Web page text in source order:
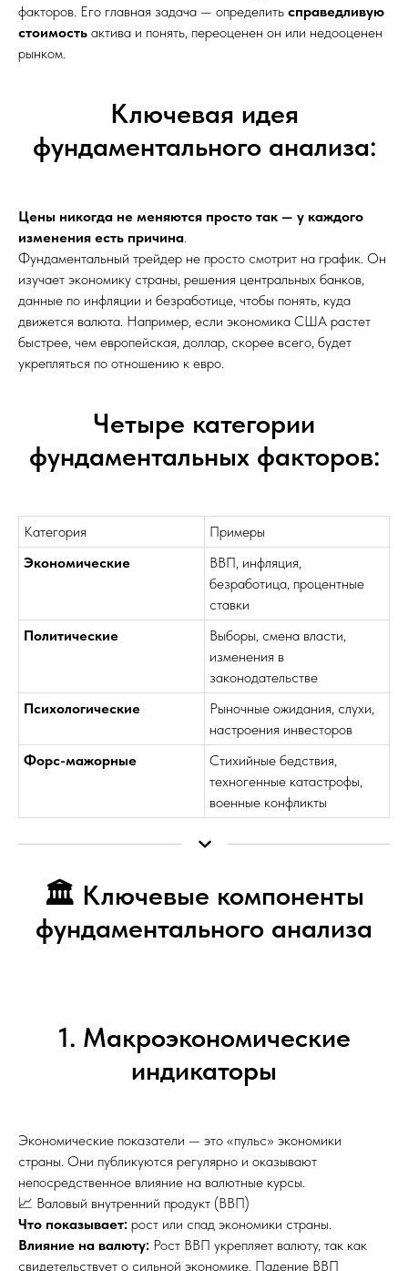
факторов. Его главная задача — определить справедливую
стоимость актива и понять, переоценен он или недооценен
рынком.
Ключевая идея
фундаментального анализа:
Цены никогда не меняются просто так — у каждого
изменения есть причина.
Фундаментальный трейдер не просто смотрит на график. Он
изучает экономику страны, решения центральных банков,
данные по инфляции и безработице, чтобы понять, куда
движется валюта. Например, если экономика США растет
быстрее, чем европейская, доллар, скорее всего, будет
укрепляться по отношению к евро.
Четыре категории
фундаментальных факторов:
Категория
Примеры
Экономические
ВВП, инфляция,
безработица, процентные
ставки
Политические
Выборы, смена власти,
изменения в
законодательстве
Психологические
Рыночные ожидания, слухи,
настроения инвесторов
Форс-мажорные
Стихийные бедствия,
техногенные катастрофы,
военные конфликты
🏛️ Ключевые компоненты
фундаментального анализа
1. Макроэкономические
индикаторы
Экономические показатели — это «пульс» экономики
страны. Они публикуются регулярно и оказывают
непосредственное влияние на валютные курсы.
📈 Валовый внутренний продукт (ВВП)
Что показывает: рост или спад экономики страны.
Влияние на валюту: Рост ВВП укрепляет валюту, так как
свидетельствует о сильной экономике. Падение ВВП